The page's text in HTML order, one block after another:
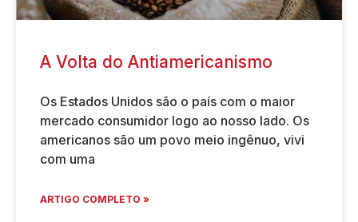
A Volta do Antiamericanismo
Os Estados Unidos são o país com o maior
mercado consumidor logo ao nosso lado. Os
americanos são um povo meio ingênuo, vivi
com uma
ARTIGO COMPLETO »